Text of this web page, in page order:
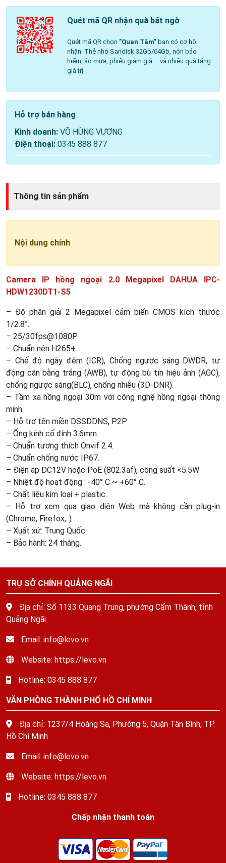
Quét mã QR nhận quà bất ngờ
Quét mã QR chọn "Quan Tâm"bạn có cơ hội
nhận: Thẻ nhớ Sandisk 32Gb/64Gb, nón bảo
hiểm, áo mưa, phiếu giảm giá.... và nhiều quà tặng
giá trị
Hỗ trợ bán hàng
Kinh doanh: VÕ HÙNG VƯƠNG
Điện thoại: 0345 888 877
Thông tin sản phẩm
Nội dung chính
Camera IP hồng ngoại 2.0 Megapixel DAHUA IPC-
HDW1230DT1-S5
– Độ phân giải 2 Megapixel cảm biến CMOS kích thước
1/2.8”.
– 25/30fps@1080P
– Chuẩn nén H265+
– Chế độ ngày đêm (ICR), Chống ngược sáng DWDR, tự
động cân bằng trắng (AWB), tự động bù tín hiệu ảnh (AGC),
chống ngược sáng(BLC), chống nhiễu (3D-DNR).
– Tầm xa hồng ngoại 30m với công nghệ hồng ngoại thông
minh
– Hỗ trợ tên miền DSSDDNS, P2P
– Ống kính cố định 3.6mm.
– Chuẩn tương thích Onvif 2.4.
– Chuẩn chống nước IP67.
– Điện áp DC12V hoặc PoE (802.3af), công suất <5.5W
– Nhiệt độ hoạt động : -40° C ~ +60° C.
– Chất liệu kim loại + plastic.
– Hỗ trợ xem qua giao diện Web mà không cần plug-in
(Chrome, Firefox,..)
– Xuất xứ: Trung Quốc.
– Bảo hành: 24 tháng.
TRỤ SỞ CHÍNH QUẢNG NGÃI
Địa chỉ: Số 1133 Quang Trung, phường Cẩm Thành, tỉnh
Quảng Ngãi
Email: info@levo.vn
Website: https://levo.vn
Hotline: 0345 888 877
VĂN PHÒNG THÀNH PHỐ HỒ CHÍ MINH
Địa chỉ: 1237/4 Hoàng Sa, Phường 5, Quận Tân Bình, TP.
Hồ Chí Minh
Email: info@levo.vn
Website: https://levo.vn
Hotline: 0345 888 877
Chấp nhận thanh toán